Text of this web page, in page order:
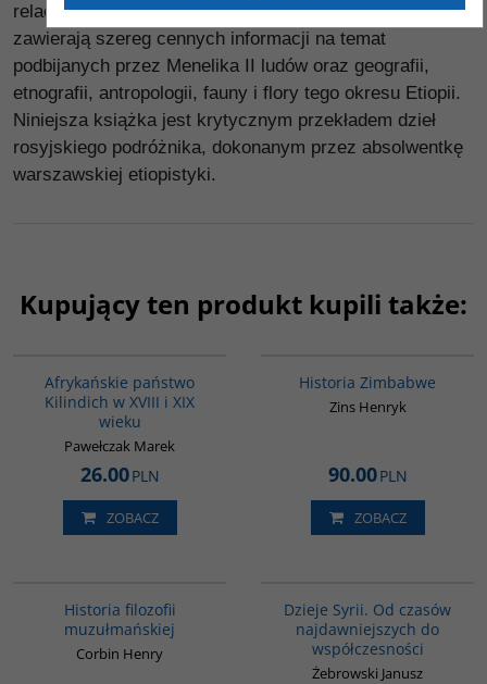
relacje z podróży, mające również duży walor literacki,
zawierają szereg cennych informacji na temat
podbijanych przez Menelika II ludów oraz geografii,
etnografii, antropologii, fauny i flory tego okresu Etiopii.
Niniejsza książka jest krytycznym przekładem dzieł
rosyjskiego podróżnika, dokonanym przez absolwentkę
warszawskiej etiopistyki.
Kupujący ten produkt kupili także:
Afrykańskie państwo
Kilindich w XVIII i XIX
wieku
Pawełczak Marek
26.00PLN
ZOBACZ
Historia Zimbabwe
Zins Henryk
90.00PLN
ZOBACZ
Historia filozofii
muzułmańskiej
Corbin Henry
Dzieje Syrii. Od czasów
najdawniejszych do
współczesności
Żebrowski Janusz